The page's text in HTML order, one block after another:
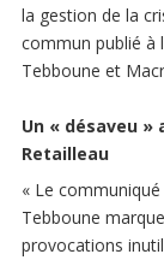
la gestion de la
commun publié à
Tebboune et
Un « désaveu»
Retailleau
« Le
Tebboune
provocations